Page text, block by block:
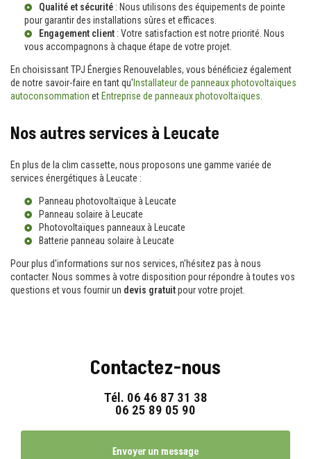
Qualité et sécurité : Nous utilisons des équipements de pointe
pour garantir des installations sûres et efficaces.
Engagement client : Votre satisfaction est notre priorité. Nous
vous accompagnons à chaque étape de votre projet.
En choisissant TPJ Énergies Renouvelables, vous bénéficiez également
de notre savoir-faire en tant qu' Installateur de panneaux photovoltaïques
autoconsommation et Entreprise de panneaux photovoltaïques
Nos autres services à Leucate
En plus de la clim cassette, nous proposons une gamme variée de
services énergétiques à Leucate :
Panneau photovoltaïque à Leucate
Panneau solaire à Leucate
Photovoltaïques panneaux à Leucate
Batterie panneau solaire à Leucate
Pour plus d'informations sur nos services, n'hésitez pas à nous
contacter. Nous sommes à votre disposition pour répondre à toutes vos
questions et vous fournir un devis gratuitpour votre projet.
Contactez-nous
Tél. 06 46 87 31 38
06 25 89 05 90
Envoyer un message